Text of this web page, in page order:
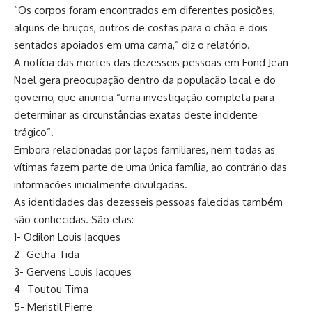
“Os corpos foram encontrados em diferentes posições,
alguns de bruços, outros de costas para o chão e dois
sentados apoiados em uma cama,” diz o relatório.
A notícia das mortes das dezesseis pessoas em Fond Jean-
Noel gera preocupação dentro da população local e do
governo, que anuncia “uma investigação completa para
determinar as circunstâncias exatas deste incidente
trágico”.
Embora relacionadas por laços familiares, nem todas as
vítimas fazem parte de uma única família, ao contrário das
informações inicialmente divulgadas.
As identidades das dezesseis pessoas falecidas também
são conhecidas. São elas:
1- Odilon Louis Jacques
2- Getha Tida
3- Gervens Louis Jacques
4- Toutou Tima
5- Meristil Pierre